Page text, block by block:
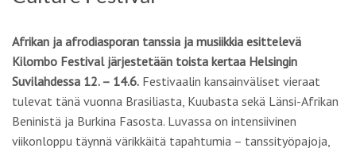
Afrikan ja afrodiasporan tanssia ja musiikkia esittelevä
Kilombo Festival järjestetään toista kertaa Helsingin
Suvilahdessa 12. – 14.6. Festivaalin kansainväliset vieraat
tulevat tänä vuonna Brasiliasta, Kuubasta sekä Länsi-Afrikan
Beninistä ja Burkina Fasosta. Luvassa on intensiivinen
viikonloppu täynnä värikkäitä tapahtumia – tanssityöpajoja,